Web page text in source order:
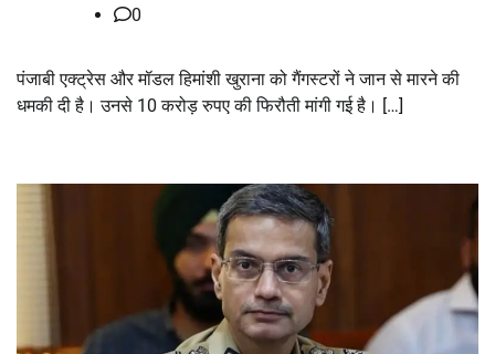
0
पंजाबी एक्ट्रेस और मॉडल हिमांशी खुराना को गैंगस्टरों ने जान से मारने की
धमकी दी है। उनसे 10 करोड़ रुपए की फिरौती मांगी गई है। […]